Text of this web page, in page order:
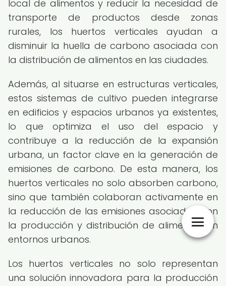
local de alimentos y reducir la necesidad de
transporte de productos desde zonas
rurales, los huertos verticales ayudan a
disminuir la huella de carbono asociada con
la distribución de alimentos en las ciudades.
Además, al situarse en estructuras verticales,
estos sistemas de cultivo pueden integrarse
en edificios y espacios urbanos ya existentes,
lo que optimiza el uso del espacio y
contribuye a la reducción de la expansión
urbana, un factor clave en la generación de
emisiones de carbono. De esta manera, los
huertos verticales no solo absorben carbono,
sino que también colaboran activamente en
la reducción de las emisiones asociadas con
la producción y distribución de alimentos en
entornos urbanos.
Los huertos verticales no solo representan
una solución innovadora para la producción